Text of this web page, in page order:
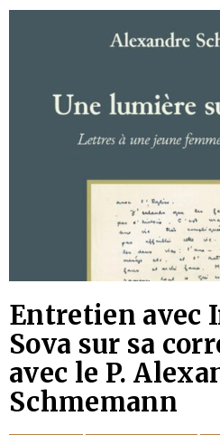
Entretien avec
Sova sur sa
avec le P.
Schmemann